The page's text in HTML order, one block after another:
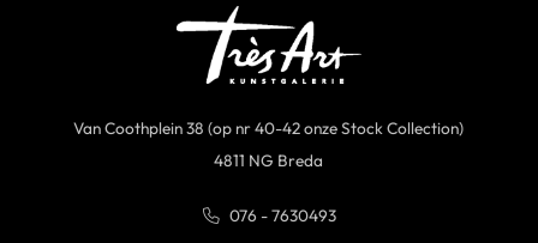
Van Coothplein 38 (op nr 40-42 onze Stock Collection)
4811 NG Breda
076 - 7630493